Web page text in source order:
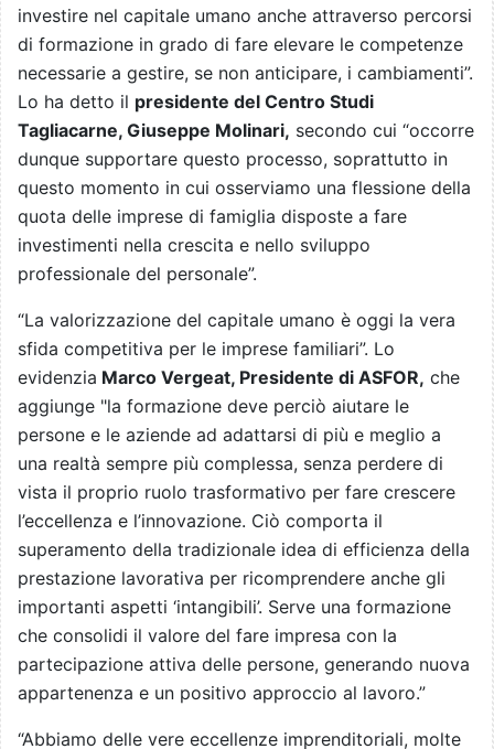
investire nel capitale umano anche attraverso percorsi
di formazione in grado di fare elevare le competenze
necessarie a gestire, se non anticipare, i cambiamenti”.
Lo ha detto il presidente del Centro Studi
Tagliacarne, Giuseppe Molinari, secondo cui “occorre
dunque supportare questo processo, soprattutto in
questo momento in cui osserviamo una flessione della
quota delle imprese di famiglia disposte a fare
investimenti nella crescita e nello sviluppo
professionale del personale”.
“La valorizzazione del capitale umano è oggi la vera
sfida competitiva per le imprese familiari”. Lo
evidenzia Marco Vergeat, Presidente di ASFOR, che
aggiunge "la formazione deve perciò aiutare le
persone e le aziende ad adattarsi di più e meglio a
una realtà sempre più complessa, senza perdere di
vista il proprio ruolo trasformativo per fare crescere
l’eccellenza e l’innovazione. Ciò comporta il
superamento della tradizionale idea di efficienza della
prestazione lavorativa per ricomprendere anche gli
importanti aspetti ‘intangibili’. Serve una formazione
che consolidi il valore del fare impresa con la
partecipazione attiva delle persone, generando nuova
appartenenza e un positivo approccio al lavoro.”
“Abbiamo delle vere eccellenze imprenditoriali, molte